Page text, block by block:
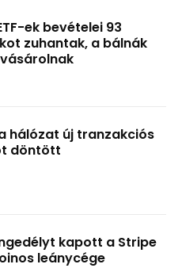
ek bevételei 93
zuhantak, a bálnák
hálózat új tranzakciós
döntött
kapott a Stripe
leánycége